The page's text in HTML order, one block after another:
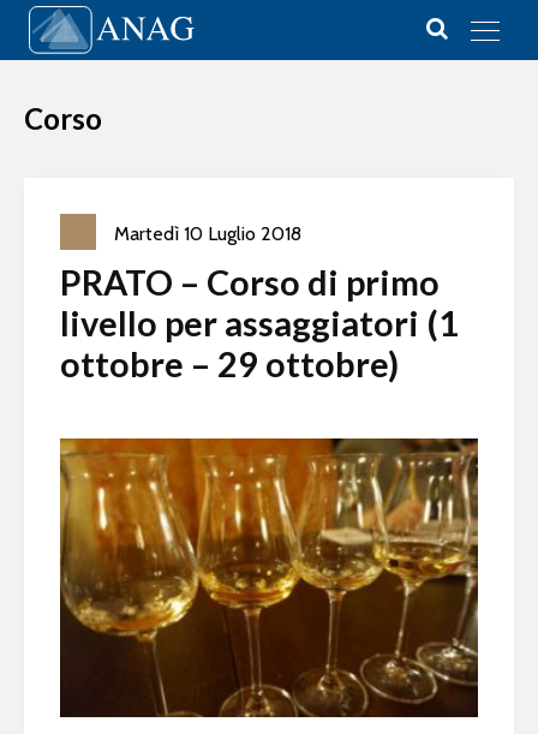
Vai al contenuto
Main Navigation
Corso
Martedì 10 Luglio 2018
PRATO – Corso di primo
livello per assaggiatori (1
ottobre – 29 ottobre)